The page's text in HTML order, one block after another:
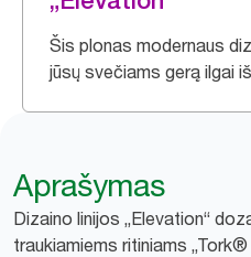
Šis plonas modernaus
jūsų svečiams gerą ilgai
Aprašymas
Dizaino linijos „Elevation“
traukiamiems ritiniams